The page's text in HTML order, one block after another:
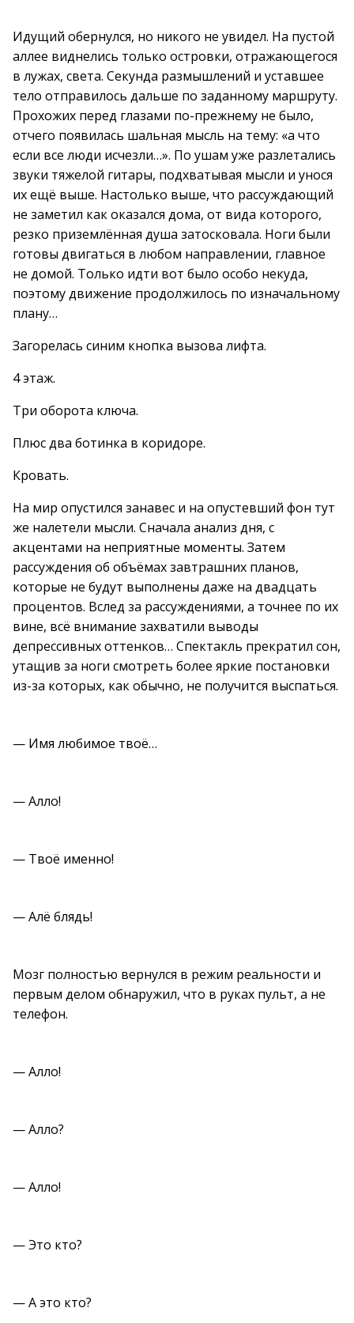
Идущий обернулся, но никого не увидел. На пустой
аллее виднелись только островки, отражающегося
в лужах, света. Секунда размышлений и уставшее
тело отправилось дальше по заданному маршруту.
Прохожих перед глазами по-прежнему не было,
отчего появилась шальная мысль на тему: «а что
если все люди исчезли…». По ушам уже разлетались
звуки тяжелой гитары, подхватывая мысли и унося
их ещё выше. Настолько выше, что рассуждающий
не заметил как оказался дома, от вида которого,
резко приземлённая душа затосковала. Ноги были
готовы двигаться в любом направлении, главное
не домой. Только идти вот было особо некуда,
поэтому движение продолжилось по изначальному
плану…
Загорелась синим кнопка вызова лифта.
4 этаж.
Три оборота ключа.
Плюс два ботинка в коридоре.
Кровать.
На мир опустился занавес и на опустевший фон тут
же налетели мысли. Сначала анализ дня, с
акцентами на неприятные моменты. Затем
рассуждения об объёмах завтрашних планов,
которые не будут выполнены даже на двадцать
процентов. Вслед за рассуждениями, а точнее по их
вине, всё внимание захватили выводы
депрессивных оттенков… Спектакль прекратил сон,
утащив за ноги смотреть более яркие постановки
из-за которых, как обычно, не получится выспаться.
— Имя любимое твоё…
— Алло!
— Твоё именно!
— Алё блядь!
Мозг полностью вернулся в режим реальности и
первым делом обнаружил, что в руках пульт, а не
телефон.
— Алло!
— Алло?
— Алло!
— Это кто?
— А это кто?